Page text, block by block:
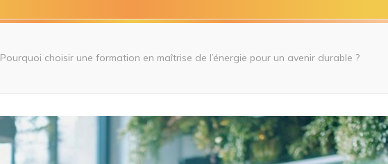
Pourquoi choisir une formation en maîtrise de l’énergie pour un avenir durable ?